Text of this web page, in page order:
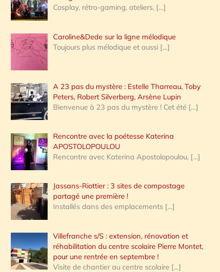
Cosplay, rétro-gaming, ateliers, […]
Caroline&Dede sur la ligne mélodique
Toujours plus mélodique et aussi […]
A 23 pas du mystère : Estelle Tharreau, Toby
Peters, Robert Silverberg, Arsène Lupin
Bienvenue à 23 pas du mystère ! Cet été […]
Rencontre avec la poétesse Katerina
APOSTOLOPOULOU
Rencontre avec Katerina Apostolopoulou, […]
Jassans-Riottier : 3 sites de compostage
partagé une première !
Installés dans des emplacements […]
Villefranche s/S : extension, rénovation et
réhabilitation du centre scolaire Pierre Montet,
pour une rentrée en septembre !
Visite de chantier au centre scolaire […]